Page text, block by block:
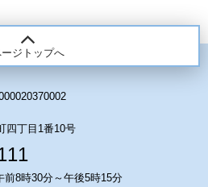
ジトップへ
四丁目1番10号
8時30分～午後5時15分